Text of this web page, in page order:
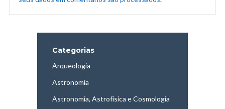
Categorias
Arqueologia
Astronomia
Astronomia, Astrofísica e Cosmologia